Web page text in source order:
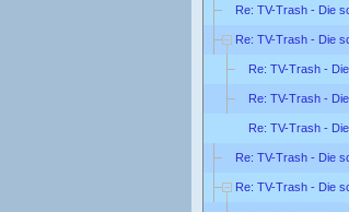
Re: TV-Trash - Die
Re: TV-Trash - Die
Re: TV-Trash -
Re: TV-Trash -
Re: TV-Trash -
Re: TV-Trash - Die
Re: TV-Trash - Die